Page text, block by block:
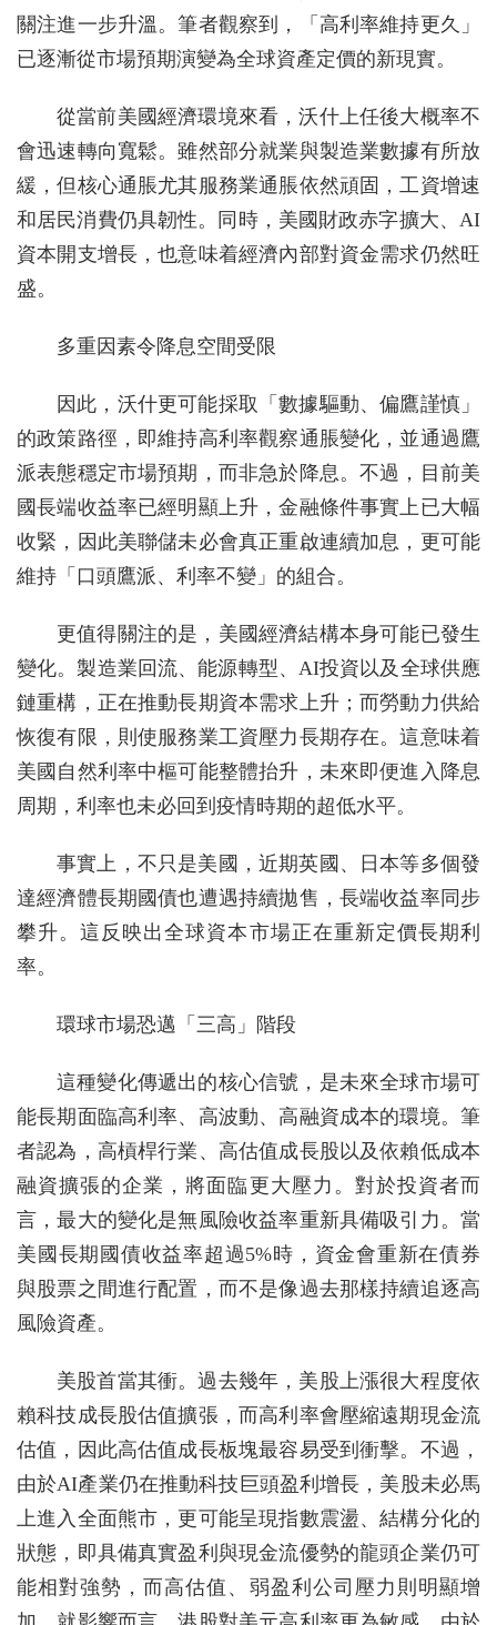
關注進一步升溫。筆者觀察到，「高利率維持更久」
已逐漸從市場預期演變為全球資產定價的新現實。
從當前美國經濟環境來看，沃什上任後大概率不
會迅速轉向寬鬆。雖然部分就業與製造業數據有所放
緩，但核心通脹尤其服務業通脹依然頑固，工資增速
和居民消費仍具韌性。同時，美國財政赤字擴大、AI
資本開支增長，也意味着經濟內部對資金需求仍然旺
盛。
多重因素令降息空間受限
因此，沃什更可能採取「數據驅動、偏鷹謹慎」
的政策路徑，即維持高利率觀察通脹變化，並通過鷹
派表態穩定市場預期，而非急於降息。不過，目前美
國長端收益率已經明顯上升，金融條件事實上已大幅
收緊，因此美聯儲未必會真正重啟連續加息，更可能
維持「口頭鷹派、利率不變」的組合。
更值得關注的是，美國經濟結構本身可能已發生
變化。製造業回流、能源轉型、AI投資以及全球供應
鏈重構，正在推動長期資本需求上升；而勞動力供給
恢復有限，則使服務業工資壓力長期存在。這意味着
美國自然利率中樞可能整體抬升，未來即便進入降息
周期，利率也未必回到疫情時期的超低水平。
事實上，不只是美國，近期英國、日本等多個發
達經濟體長期國債也遭遇持續拋售，長端收益率同步
攀升。這反映出全球資本市場正在重新定價長期利
率。
環球市場恐邁「三高」階段
這種變化傳遞出的核心信號，是未來全球市場可
能長期面臨高利率、高波動、高融資成本的環境。筆
者認為，高槓桿行業、高估值成長股以及依賴低成本
融資擴張的企業，將面臨更大壓力。對於投資者而
言，最大的變化是無風險收益率重新具備吸引力。當
美國長期國債收益率超過5%時，資金會重新在債券
與股票之間進行配置，而不是像過去那樣持續追逐高
風險資產。
美股首當其衝。過去幾年，美股上漲很大程度依
賴科技成長股估值擴張，而高利率會壓縮遠期現金流
估值，因此高估值成長板塊最容易受到衝擊。不過，
由於AI產業仍在推動科技巨頭盈利增長，美股未必馬
上進入全面熊市，更可能呈現指數震盪、結構分化的
狀態，即具備真實盈利與現金流優勢的龍頭企業仍可
能相對強勢，而高估值、弱盈利公司壓力則明顯增